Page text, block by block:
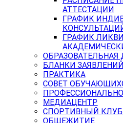
АТТЕСТАЦИИ
ГРАФИК
ГРАФИК
ОБРАЗОВАТЕЛЬНАЯ
БЛАНКИ ЗАЯВЛЕНИЙ
ПРАКТИКА
СОВЕТ
МЕДИАЦЕНТР
СПОРТИВНЫЙ КЛУБ
ОБЩЕЖИТИЕ